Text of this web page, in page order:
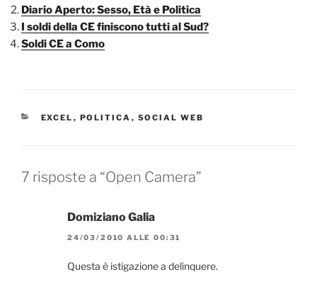
Diario Aperto: Sesso, Età e Politica
I soldi della CE finiscono tutti al Sud?
Soldi CE a Como
CATEGORIE
EXCEL , POLITICA , SOCIAL WEB
7 risposte a “Open Camera”
Domiziano Galia
24/03/2010 ALLE 00:31
Questa è istigazione a delinquere.